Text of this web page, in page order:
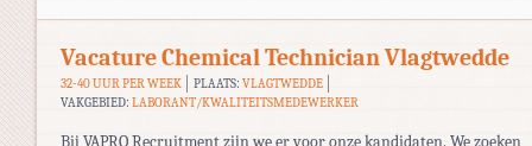
Vacature Chemical Technician Vlagtwedde
32-40 UUR PER WEEK PLAATS: VLAGTWEDDE
VAKGEBIED: LABORANT/KWALITEITSMEDEWERKER
Bij VAPRO Recruitment zijn we er voor onze kandidaten. We zoeken